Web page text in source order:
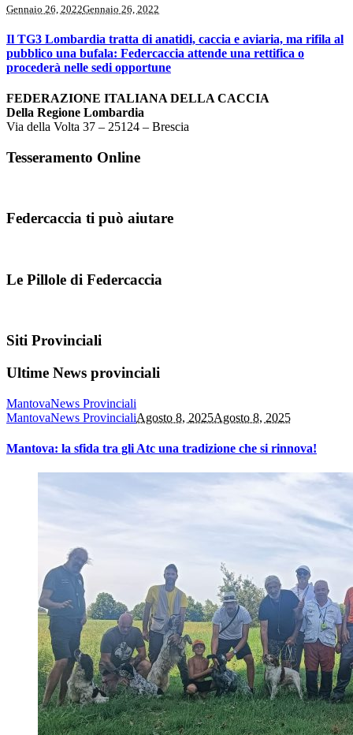
Gennaio 26, 2022Gennaio 26, 2022
Il TG3 Lombardia tratta di anatidi, caccia e aviaria, ma rifila al
pubblico una bufala: Federcaccia attende una rettifica o
procederà nelle sedi opportune
FEDERAZIONE ITALIANA DELLA CACCIA
Della Regione Lombardia
Via della Volta 37 – 25124 – Brescia
Tesseramento Online
Federcaccia ti può aiutare
Le Pillole di Federcaccia
Siti Provinciali
Ultime News provinciali
MantovaNews Provinciali
MantovaNews ProvincialiAgosto 8, 2025Agosto 8, 2025
Mantova: la sfida tra gli Atc una tradizione che si rinnova!